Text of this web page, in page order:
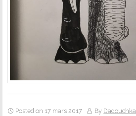
Posted on 17 mars 2017 By Dadouchka